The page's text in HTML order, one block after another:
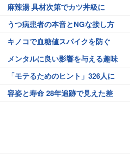
麻辣湯 具材次第でカツ丼級に
うつ病患者の本音とNGな接し方
キノコで血糖値スパイクを防ぐ
メンタルに良い影響を与える趣味
「モテるためのヒント」326人に
容姿と寿命 28年追跡で見えた差